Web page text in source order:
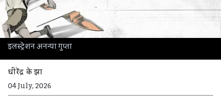
इलस्ट्रेशन अनन्या गुप्ता
धीरेंद्र के झा
04 July, 2026